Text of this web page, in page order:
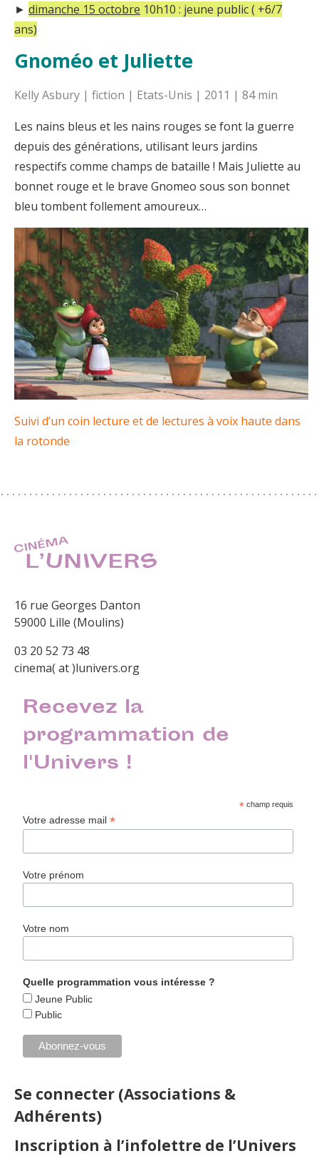
► dimanche 15 octobre 10h10 : jeune public ( +6/7
ans)
Gnoméo et Juliette
Kelly Asbury | fiction | Etats-Unis | 2011 | 84 min
Les nains bleus et les nains rouges se font la guerre
depuis des générations, utilisant leurs jardins
respectifs comme champs de bataille ! Mais Juliette au
bonnet rouge et le brave Gnomeo sous son bonnet
bleu tombent follement amoureux…
Suivi d’un coin lecture et de lectures à voix haute dans
la rotonde
16 rue Georges Danton
59000 Lille (Moulins)
03 20 52 73 48
cinema( at )lunivers.org
Recevez la
programmation de
l'Univers !
* champ requis
Votre adresse mail*
Votre prénom
Votre nom
Quelle programmation vous intéresse ?
Jeune Public
Public
Se connecter (Associations &
Adhérents)
Inscription à l’infolettre de l’Univers